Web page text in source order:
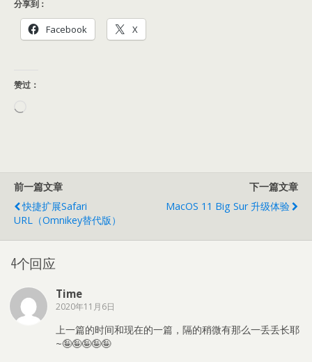
分享到：
Facebook X
赞过：
前一篇文章
快捷扩展Safari
URL（Omnikey替代版）
下一篇文章
MacOS 11 Big Sur 升级体验
4个回应
Time
2020年11月6日
上一篇的时间和现在的一篇，隔的稍微有那么一丢丢长耶
~🤪🤪🤪🤪🤪